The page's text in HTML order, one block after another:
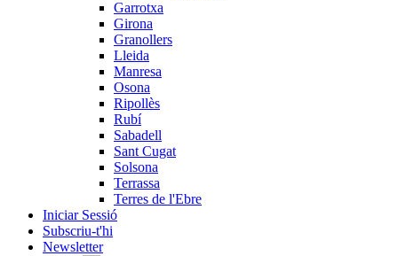
Garrotxa
Girona
Granollers
Lleida
Manresa
Osona
Ripollès
Rubí
Sabadell
Sant Cugat
Solsona
Terrassa
Terres de l'Ebre
Iniciar Sessió
Subscriu-t'hi
Newsletter